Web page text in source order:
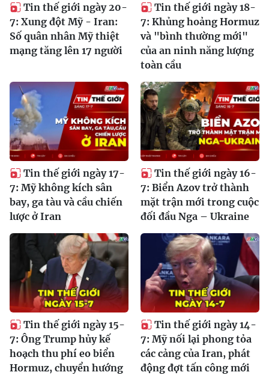
Tin thế giới ngày 20-
7: Xung đột Mỹ - Iran:
Số quân nhân Mỹ thiệt
mạng tăng lên 17 người
Tin thế giới ngày 18-
7: Khủng hoảng Hormuz
và "bình thường mới"
của an ninh năng lượng
toàn cầu
Tin thế giới ngày 17-
7: Mỹ không kích sân
bay, ga tàu và cầu chiến
lược ở Iran
Tin thế giới ngày 16-
7: Biển Azov trở thành
mặt trận mới trong cuộc
đối đầu Nga – Ukraine
Tin thế giới ngày 15-
7: Ông Trump hủy kế
hoạch thu phí eo biển
Hormuz, chuyển hướng
Tin thế giới ngày 14-
7: Mỹ nối lại phong tỏa
các cảng của Iran, phát
động đợt tấn công mới